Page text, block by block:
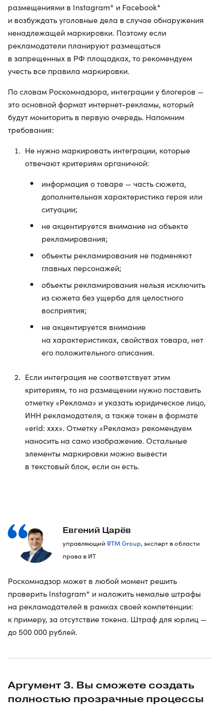
размещениями в Instagram* и Facebook*
и возбуждать уголовные дела в случае обнаружения
ненадлежащей маркировки. Поэтому если
рекламодатели планируют размещаться
в запрещенных в РФ площадках, то рекомендуем
учесть все правила маркировки.
По словам Роскомнадзора, интеграции у блогеров —
это основной формат интернет-рекламы, который
будут мониторить в первую очередь. Напомним
требования:
Не нужно маркировать интеграции, которые
отвечают критериям органичной:
информация о товаре — часть сюжета,
дополнительная характеристика героя или
ситуации;
не акцентируется внимание на объекте
рекламирования;
объекты рекламирования не подменяют
главных персонажей;
объекты рекламирования нельзя исключить
из сюжета без ущерба для целостного
восприятия;
не акцентируется внимание
на характеристиках, свойствах товара, нет
его положительного описания.
Если интеграция не соответствует этим
критериям, то на размещении нужно поставить
отметку «Реклама» и указать юридическое лицо,
ИНН рекламодателя, а также токен в формате
«erid: ххх». Отметку «Реклама» рекомендуем
наносить на само изображение. Остальные
элементы маркировки можно вывести
в текстовый блок, если он есть.
Евгений Царёв
управляющий RTM Group, эксперт в области
права в ИТ
Роскомнадзор может в любой момент решить
проверить Instagram* и наложить немалые штрафы
на рекламодателей в рамках своей компетенции:
к примеру, за отсутствие токена. Штраф для юрлиц —
до 500 000 рублей.
Аргумент 3. Вы сможете создать
полностью прозрачные процессы